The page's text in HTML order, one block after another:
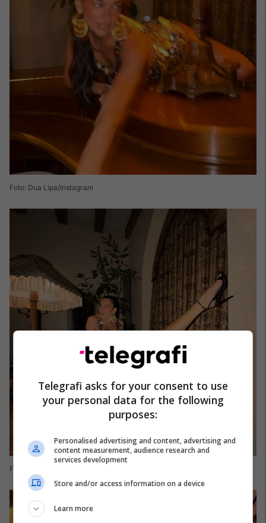
Foto: Dua Lipa/Instagram
Foto: Dua Lipa/Instagram
Telegrafi asks for your consent to use
your personal data for the following
purposes:
Personalised advertising and content, advertising and
content measurement, audience research and
services development
Store and/or access information on a device
Learn more